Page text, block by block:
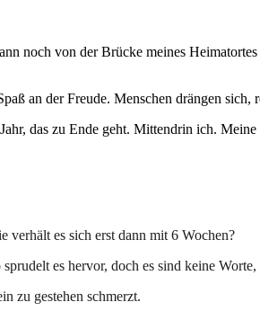
noch von der Brücke meines
an der Freude. Menschen drängen
das zu Ende geht. Mittendrin ich.
es sich erst dann mit 6 Wochen?
es hervor, doch es sind keine Worte,
zu gestehen schmerzt.